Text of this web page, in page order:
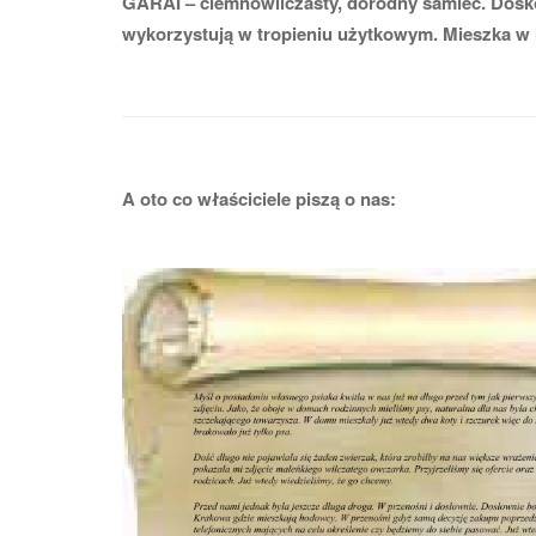
wykorzystują w tropieniu użytkowym. Mieszka w
A oto co właściciele piszą o nas: